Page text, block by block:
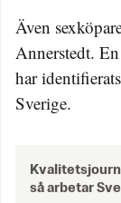
Även
Annerstedt.
har
Sverige.
så arbetar